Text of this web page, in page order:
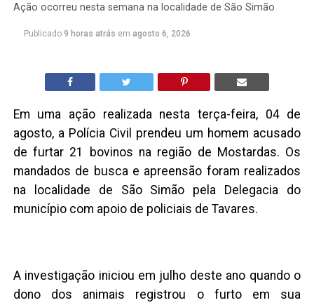
Ação ocorreu nesta semana na localidade de São Simão
Publicado 9 horas atrás em agosto 6, 2026
Em uma ação realizada nesta terça-feira, 04 de
agosto, a Polícia Civil prendeu um homem acusado
de furtar 21 bovinos na região de Mostardas. Os
mandados de busca e apreensão foram realizados
na localidade de São Simão pela Delegacia do
município com apoio de policiais de Tavares.
A investigação iniciou em julho deste ano quando o
dono dos animais registrou o furto em sua